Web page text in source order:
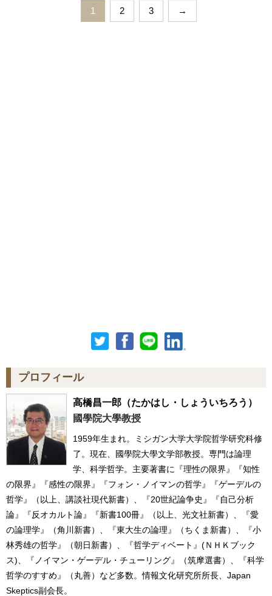
1 2 3 →
プロフィール
高橋昌一郎 （たかはし・しょういちろう）
國學院大學教授
1959年生まれ。ミシガン大学大学院哲学研究科修
了。現在、國學院大學文学部教授。専門は論理
学、科学哲学。主要著書に『理性の限界』『知性
の限界』『感性の限界』『フォン・ノイマンの哲学』『ゲーデルの
哲学』（以上、講談社現代新書）、『20世紀論争史』『自己分析
論』『反オカルト論』『新書100冊』（以上、光文社新書）、『愛
の論理学』（角川新書）、『東大生の論理』（ちくま新書）、『小
林秀雄の哲学』（朝日新書）、『哲学ディベート』(ＮＨＫブック
ス)、『ノイマン・ゲーデル・チューリング』（筑摩選書）、『科学
哲学のすすめ』（丸善）など多数。情報文化研究所所長、Japan
Skeptics副会長。